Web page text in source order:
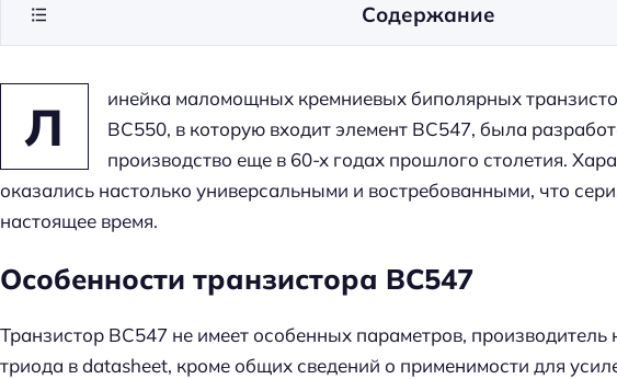
Л
инейка маломощных кремниевых биполярных
BC550, в которую входит элемент BC547, была
производство еще в 60-х годах прошлого столетия.
оказались настолько универсальными и востребованными, что
настоящее время.
Особенности транзистора BC547
Транзистор ВС547 не имеет особенных параметров, производитель
триода в datasheet, кроме общих сведений о применимости для
Содержание